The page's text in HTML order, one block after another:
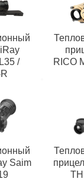
/
RICO
Saim